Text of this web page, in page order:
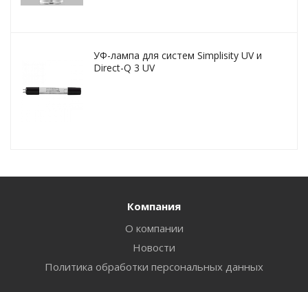
УФ-лампа для систем Simplisity UV и
Direct-Q 3 UV
Компания
О компании
Новости
Политика обработки персональных данных